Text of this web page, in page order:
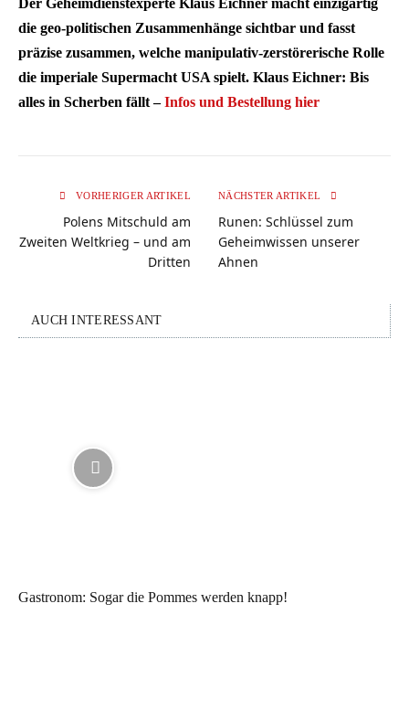
die geo-politischen Zusammenhänge sichtbar und fasst
präzise zusammen, welche manipulativ-zerstörerische Rolle
die imperiale Supermacht USA spielt. Klaus Eichner: Bis
alles in Scherben fällt –Infos und Bestellung hier
VORHERIGER ARTIKEL
Polens Mitschuld am
Zweiten Weltkrieg – und am
Dritten
NÄCHSTER ARTIKEL
Runen: Schlüssel zum
Geheimwissen unserer
Ahnen
AUCH INTERESSANT
Gastronom: Sogar die Pommes werden knapp!